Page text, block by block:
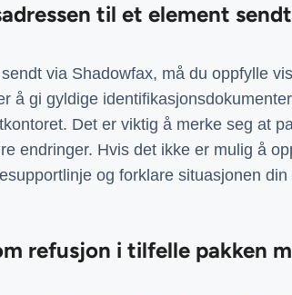
til et element
via Shadowfax, må du oppfylle
å gi gyldige
Det er viktig å merke seg at
endringer. Hvis det ikke er mulig å
og forklare situasjonen
refusjon i tilfelle pakken